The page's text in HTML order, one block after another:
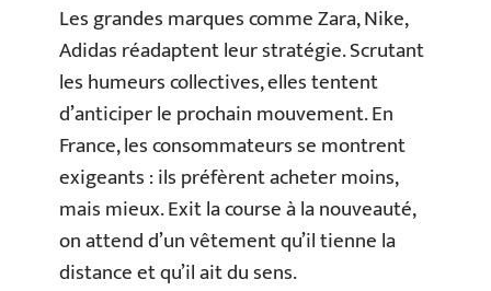
Les grandes marques comme Zara, Nike,
Adidas réadaptent leur stratégie. Scrutant
les humeurs collectives, elles tentent
d’anticiper le prochain mouvement. En
France, les consommateurs se montrent
exigeants : ils préfèrent acheter moins,
mais mieux. Exit la course à la nouveauté,
on attend d’un vêtement qu’il tienne la
distance et qu’il ait du sens.